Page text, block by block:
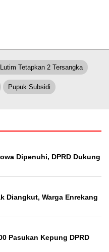
Tetapkan 2 Tersangka
Pupuk Subsidi
Dipenuhi, DPRD Dukung
Diangkut, Warga Enrekang
Pasukan Kepung DPRD